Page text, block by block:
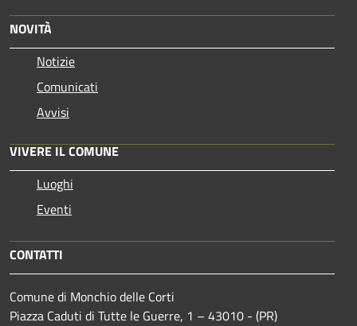
NOVITÀ
Notizie
Comunicati
Avvisi
VIVERE IL COMUNE
Luoghi
Eventi
CONTATTI
Comune di Monchio delle Corti
Piazza Caduti di Tutte le Guerre, 1 – 43010 - (PR)